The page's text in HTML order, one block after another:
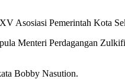
Asosiasi Pemerintah Kota
Menteri Perdagangan
Bobby Nasution.